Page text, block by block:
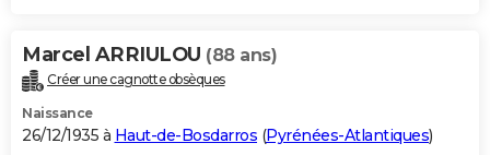
Bricolage
Lifestyle
Culture
Sport
Auto
Television
Voyage
Cinema
Marcel ARRIULOU (88 ans)
Créer une cagnotte obsèques
Naissance
26/12/1935 à Haut-de-Bosdarros (Pyrénées-Atlantiques)